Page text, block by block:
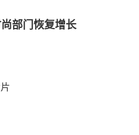
部门恢复增长